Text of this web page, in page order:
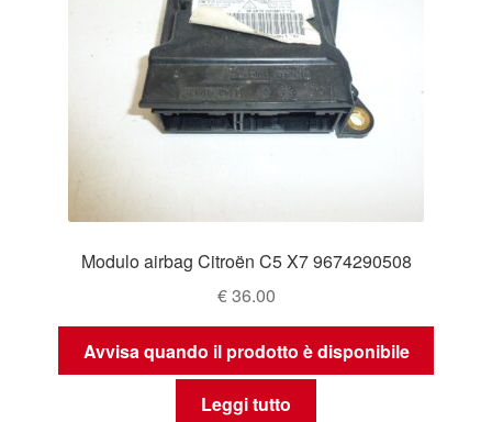
Modulo airbag Citroën C5 X7 9674290508
€36.00
Avvisa quando il prodotto è disponibile
Leggi tutto